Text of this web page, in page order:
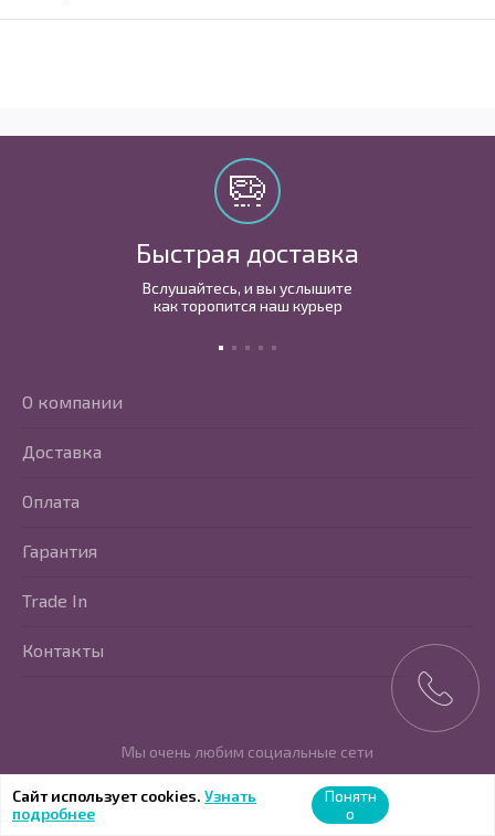
Быстрая доставка
Вслушайтесь, и вы услышите
как торопится наш курьер
Мы очень любим социальные сети
Перейти в YoutubeПерейти в Vkontakte
Перейти в Telegram
О компании
Доставка
Оплата
Гарантия
Trade In
Контакты
Сайт использует cookies. Узнать
подробнее
Понятн
о